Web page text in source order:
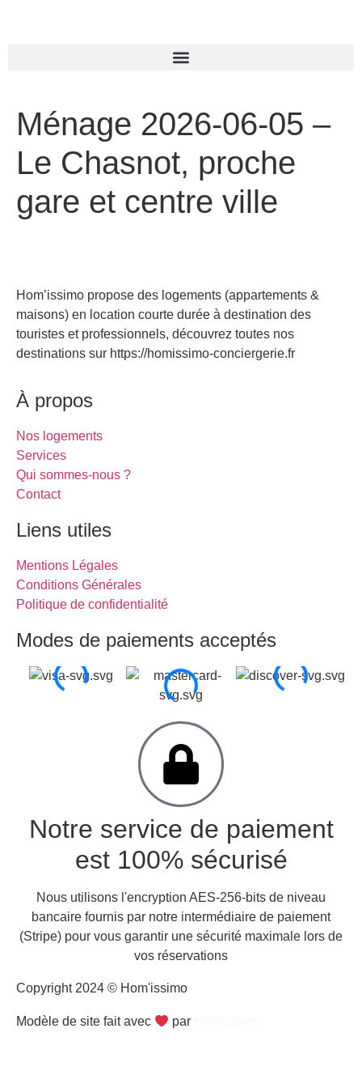
Ménage 2026-06-05 –
Le Chasnot, proche
gare et centre ville
Hom’issimo propose des logements (appartements &
maisons) en location courte durée à destination des
touristes et professionnels, découvrez toutes nos
destinations sur https://homissimo-conciergerie.fr
À propos
Nos logements
Services
Qui sommes-nous ?
Contact
Liens utiles
Mentions Légales
Conditions Générales
Politique de confidentialité
Modes de paiements acceptés
Notre service de paiement
est 100% sécurisé
Nous utilisons l'encryption AES-256-bits de niveau
bancaire fournis par notre intermédiaire de paiement
(Stripe) pour vous garantir une sécurité maximale lors de
vos réservations
Copyright 2024 © Hom'issimo
Modèle de site fait avec par